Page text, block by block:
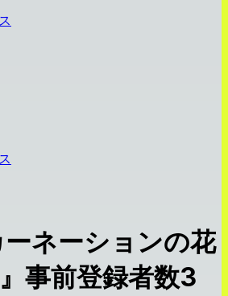
ーネーションの花
事前登録者数3